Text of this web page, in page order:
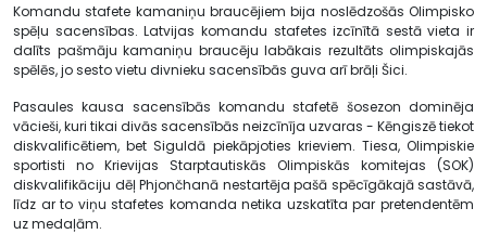
Komandu stafete kamaniņu braucējiem bija noslēdzošās Olimpisko
spēļu sacensības. Latvijas komandu stafetes izcīnītā sestā vieta ir
dalīts pašmāju kamaniņu braucēju labākais rezultāts olimpiskajās
spēlēs, jo sesto vietu divnieku sacensībās guva arī brāļi Šici.
Pasaules kausa sacensībās komandu stafetē šosezon dominēja
vācieši, kuri tikai divās sacensībās neizcīnīja uzvaras - Kēngiszē tiekot
diskvalificētiem, bet Siguldā piekāpjoties krieviem. Tiesa, Olimpiskie
sportisti no Krievijas Starptautiskās Olimpiskās komitejas (SOK)
diskvalifikāciju dēļ Phjončhanā nestartēja pašā spēcīgākajā sastāvā,
līdz ar to viņu stafetes komanda netika uzskatīta par pretendentēm
uz medaļām.